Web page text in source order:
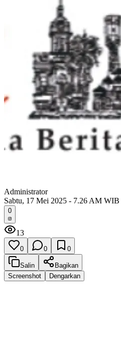
Administrator
Sabtu, 17 Mei 2025 - 7.26 AM WIB
0
13
0 0 0
Salin
Bagikan
Screenshot
Dengarkan